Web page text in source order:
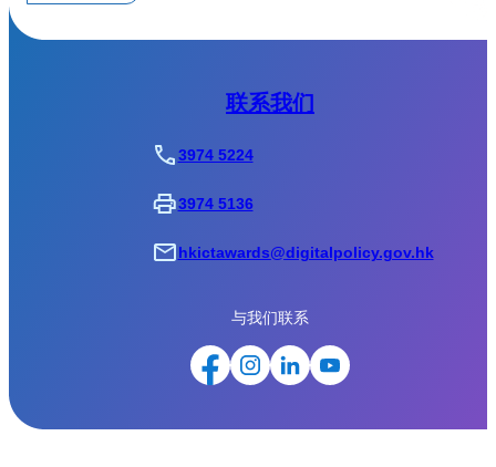
联系我们
3974 5224
3974 5136
hkictawards@digitalpolicy.gov.hk
与我们联系